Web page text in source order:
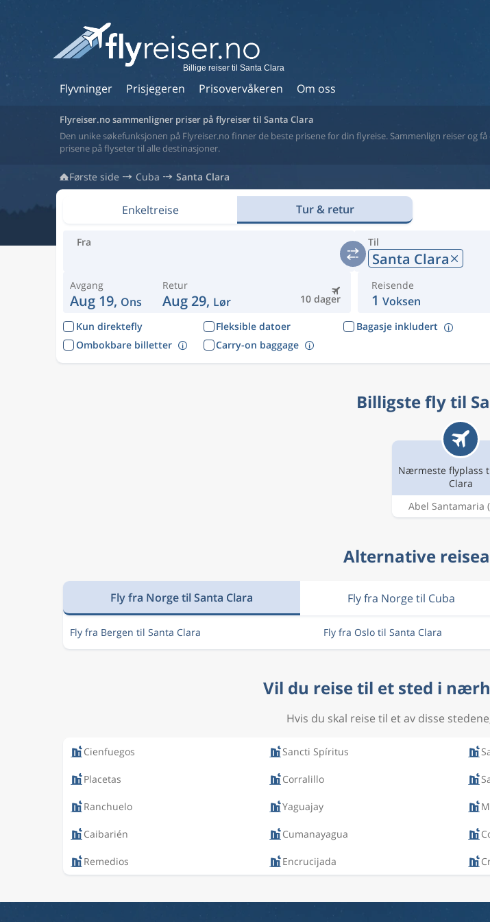
Flyvninger Prisjegeren Prisovervåkeren Om oss
Billige reiser til Santa Clara
Flyreiser.no sammenligner priser på flyreiser til Santa Clara
Den unike søkefunksjonen på Flyreiser.no finner de beste prisene for din flyreise. Sammenlign reiser og
prisene på flyseter til alle destinasjoner.
Første side Cuba Santa Clara
Enkeltreise Tur & retur
Fra Til
Santa Clara
Avgang
Aug 19, Ons 10 dager
Retur
Aug 29, Lør
Reisende
1 Voksen
Kun direktefly Fleksible datoer
Bagasje inkludert
Ombokbare billetter
Carry-on baggage
Billigste fly til
Nærmeste flyplass
Clara
Abel Santamaria
Alternative
Fly fra Norge til Santa Clara Fly fra Norge til Cuba
Fly fra Bergen til Santa Clara Fly fra Oslo til Santa Clara
Vil du reise til et sted i
Hvis du skal reise til et av disse
Cienfuegos Sancti Spíritus
Placetas Corralillo
Ranchuelo Yaguajay
Caibarién Cumanayagua
Remedios Encrucijada